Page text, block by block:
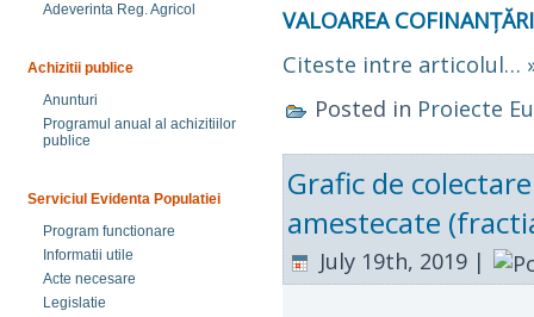
Adeverinta Reg. Agricol
Achizitii publice
Anunturi
Programul anual al achizitiilor
publice
Serviciul Evidenta Populatiei
Program functionare
Informatii utile
Acte necesare
Legislatie
VALOAREA
Citeste intre articolul…
Posted in Proiecte
Grafic de
amestecate
July 19th, 2019 |